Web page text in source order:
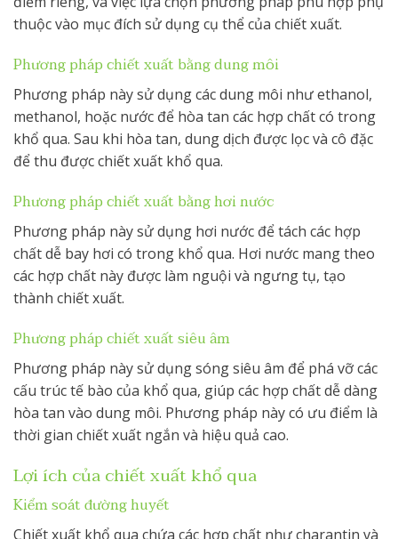
thuộc vào mục đích sử dụng cụ thể của chiết xuất.
Phương pháp chiết xuất bằng dung môi
Phương pháp này sử dụng các dung môi như ethanol,
methanol, hoặc nước để hòa tan các hợp chất có trong
khổ qua. Sau khi hòa tan, dung dịch được lọc và cô đặc
để thu được chiết xuất khổ qua.
Phương pháp chiết xuất bằng hơi nước
Phương pháp này sử dụng hơi nước để tách các hợp
chất dễ bay hơi có trong khổ qua. Hơi nước mang theo
các hợp chất này được làm nguội và ngưng tụ, tạo
thành chiết xuất.
Phương pháp chiết xuất siêu âm
Phương pháp này sử dụng sóng siêu âm để phá vỡ các
cấu trúc tế bào của khổ qua, giúp các hợp chất dễ dàng
hòa tan vào dung môi. Phương pháp này có ưu điểm là
thời gian chiết xuất ngắn và hiệu quả cao.
Lợi ích của chiết xuất khổ qua
Kiểm soát đường huyết
Chiết xuất khổ qua chứa các hợp chất như charantin và